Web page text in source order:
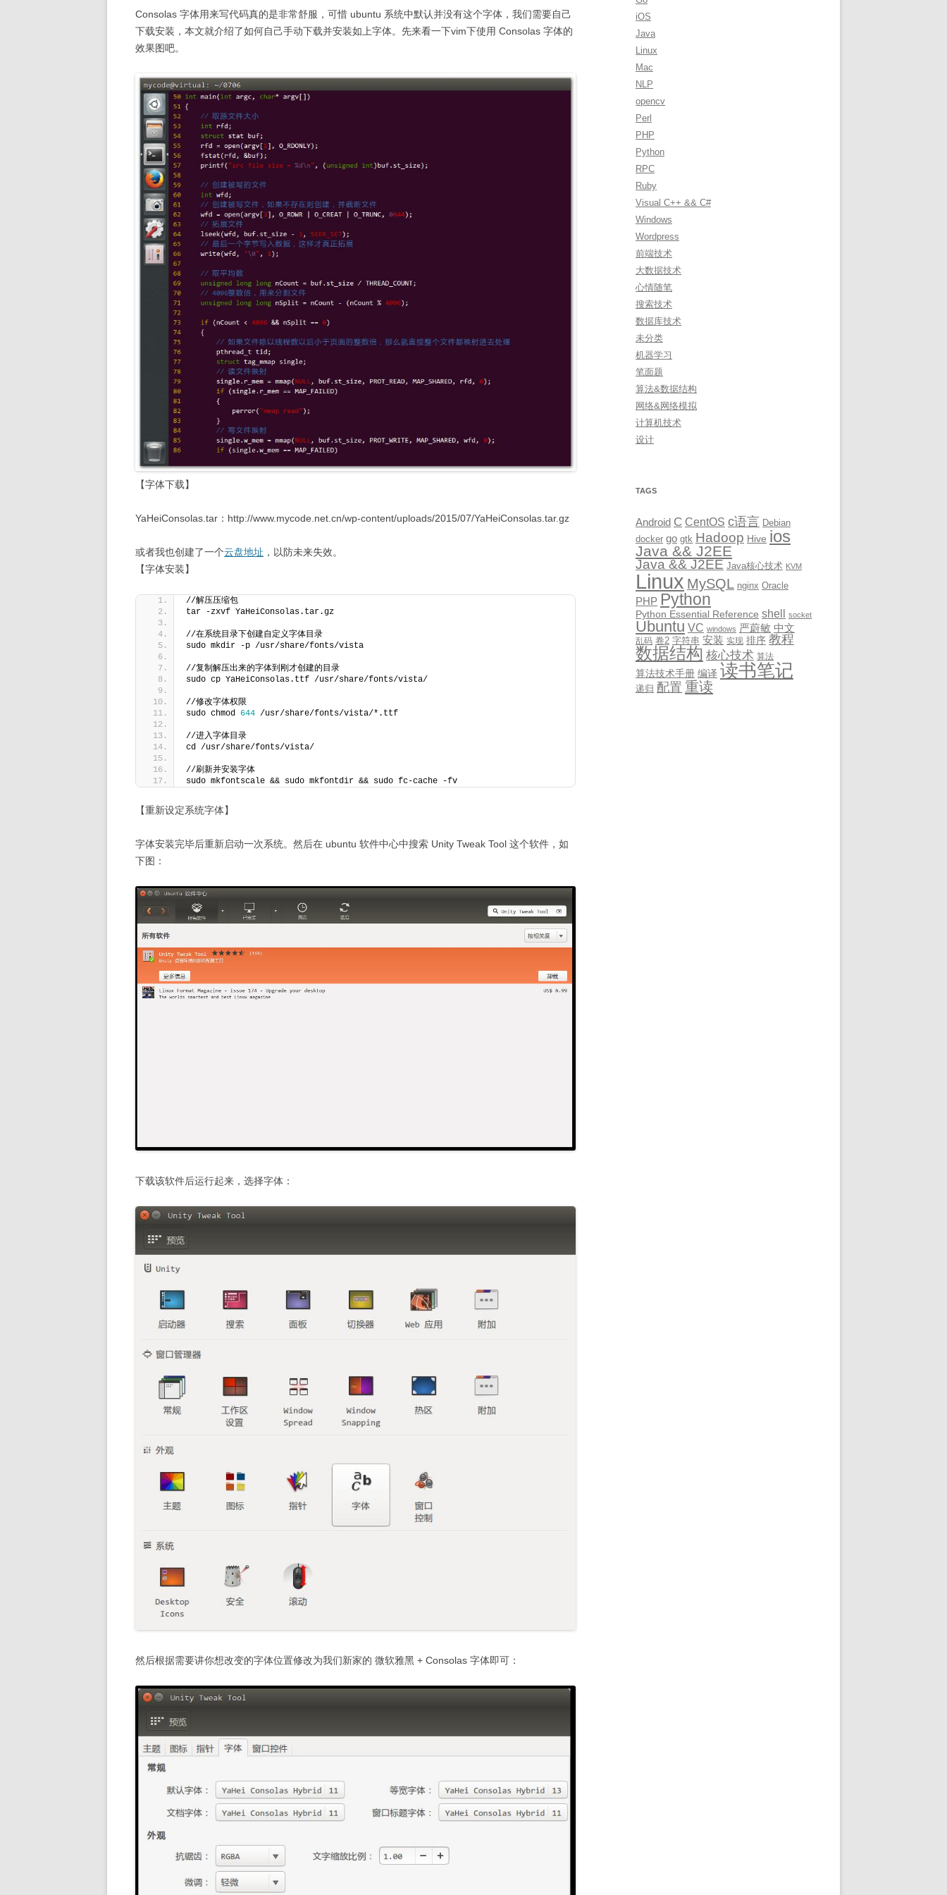
Consolas 字体用来写代码真的是非常舒服，可惜 ubuntu 系统中默认并没有这个字体，我们需要自己
下载安装，本文就介绍了如何自己手动下载并安装如上字体。先来看一下vim下使用 Consolas 字体的
效果图吧。
【字体下载】
YaHeiConsolas.tar：http://www.mycode.net.cn/wp-content/uploads/2015/07/YaHeiConsolas.tar.gz
或者我也创建了一个云盘地址 ，以防未来失效。
【字体安装】
//解压压缩包
tar -zxvf YaHeiConsolas.tar.gz
//在系统目录下创建自定义字体目录
sudo mkdir -p /usr/share/fonts/vista
//复制解压出来的字体到刚才创建的目录
sudo cp YaHeiConsolas.ttf /usr/share/fonts/vista/
//修改字体权限
sudo chmod 644 /usr/share/fonts/vista/*.ttf
//进入字体目录
cd /usr/share/fonts/vista/
//刷新并安装字体
sudo mkfontscale && sudo mkfontdir && sudo fc-cache -fv
【重新设定系统字体】
字体安装完毕后重新启动一次系统。然后在 ubuntu 软件中心中搜索 Unity Tweak Tool 这个软件，如
下图：
下载该软件后运行起来，选择字体：
然后根据需要讲你想改变的字体位置修改为我们新家的 微软雅黑 + Consolas 字体即可：
r
:
iOS
Java
Linux
Mac
NLP
opencv
Perl
PHP
Python
RPC
Ruby
Visual C++ && C#
Windows
Wordpress
前端技术
大数据技术
心情随笔
搜索技术
数据库技术
未分类
机器学习
笔面题
算法&数据结构
网络&网络模拟
计算机技术
设计
TAGS
Android C CentOS c语言 Debian
docker go gtk Hadoop Hive ios
Java && J2EE
Java && J2EE Java核心技术 KVM
Linux MySQL nginx Oracle
PHP Python
Python Essential Reference shell socket
Ubuntu VC windows 严蔚敏 中文
乱码 卷2 字符串 安装 实现 排序 教程
数据结构 核心技术 算法
算法技术手册 编译 读书笔记
递归 配置 重读